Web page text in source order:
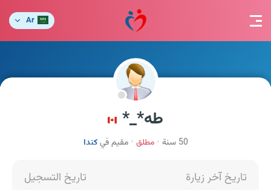
Ar
طه*_*
50 سنة مطلق مقيم فيكندا
تاريخ آخر زيارة
تاريخ التسجيل